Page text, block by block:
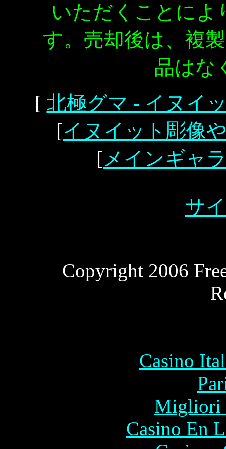
いただくことによ
す。売却後は、複
品はな
[北極グマ - イヌイ
[イヌイット彫像
[メインギャ
サ
Copyright 2006
Casino
Migliori
Casino En